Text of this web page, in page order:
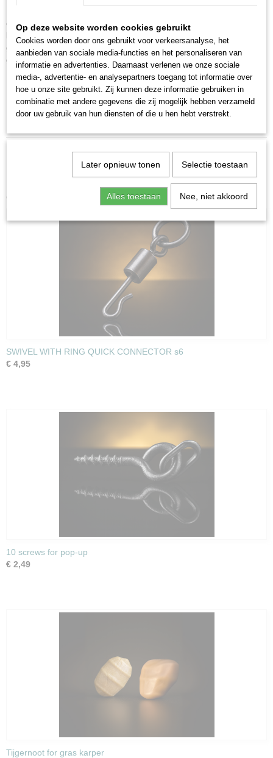
een actieve betrokkenheid bij milieubescherming! De mix van gewichten
bevat 30 gewichten met een gewicht variërend van 60-200 gram. De
gewichten worden willekeurig geselecteerd en het is niet mogelijk om het
gewicht te kiezen.
Hengelsport winkel MG Sinkers groet u en wenst
SWIVEL WITH RING QUICK CONNECTOR s6
€ 4,95
10 screws for pop-up
€ 2,49
Tijgernoot for gras karper
Op deze website worden cookies gebruikt
Cookies worden door ons gebruikt voor verkeersanalyse, het
aanbieden van sociale media-functies en het personaliseren van
informatie en advertenties. Daarnaast verlenen we onze sociale
media-, advertentie- en analysepartners toegang tot informatie over
hoe u onze site gebruikt. Zij kunnen deze informatie gebruiken in
combinatie met andere gegevens die zij mogelijk hebben verzameld
door uw gebruik van hun diensten of die u hen hebt verstrekt.
Later opnieuw tonen Selectie toestaan
Alles toestaan Nee, niet akkoord